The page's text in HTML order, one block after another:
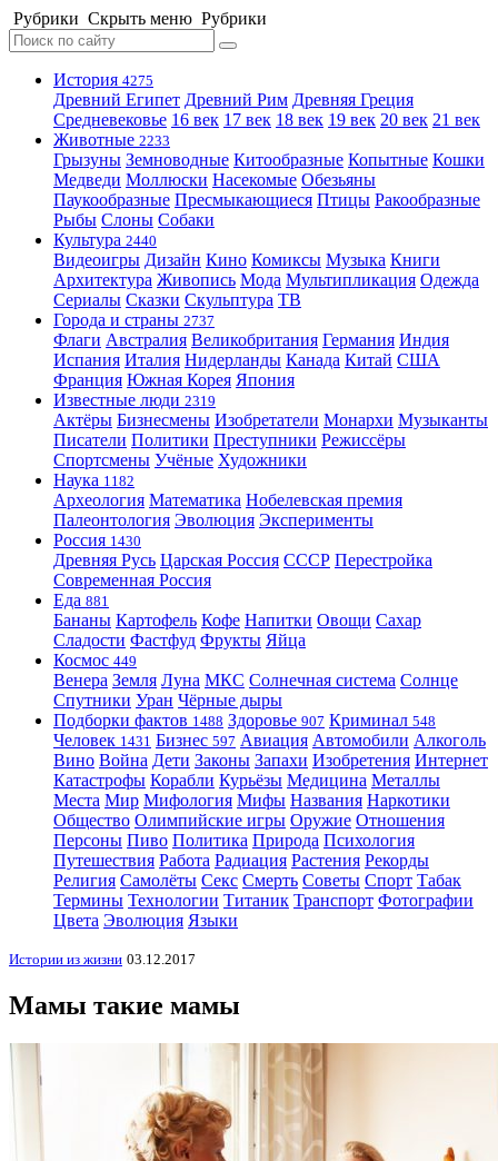
Рубрики Скрыть меню Рубрики
История 4275
Древний Египет Древний Рим Древняя Греция
Средневековье 16 век 17 век 18 век 19 век 20 век 21 век
Животные 2233
Грызуны Земноводные Китообразные Копытные Кошки
Медведи Моллюски Насекомые Обезьяны
Паукообразные Пресмыкающиеся Птицы Ракообразные
Рыбы Слоны Собаки
Культура 2440
Видеоигры Дизайн Кино Комиксы Музыка Книги
Архитектура Живопись Мода Мультипликация Одежда
Сериалы Сказки Скульптура ТВ
Города и страны 2737
Флаги Австралия Великобритания Германия Индия
Испания Италия Нидерланды Канада Китай США
Франция Южная Корея Япония
Известные люди 2319
Актёры Бизнесмены Изобретатели Монархи Музыканты
Писатели Политики Преступники Режиссёры
Спортсмены Учёные Художники
Наука 1182
Археология Математика Нобелевская премия
Палеонтология Эволюция Эксперименты
Россия 1430
Древняя Русь Царская Россия СССР Перестройка
Современная Россия
Еда 881
Бананы Картофель Кофе Напитки Овощи Сахар
Сладости Фастфуд Фрукты Яйца
Космос 449
Венера Земля Луна МКС Солнечная система Солнце
Спутники Уран Чёрные дыры
Подборки фактов 1488 Здоровье 907 Криминал 548
Человек 1431 Бизнес 597 Авиация Автомобили Алкоголь
Вино Война Дети Законы Запахи Изобретения Интернет
Катастрофы Корабли Курьёзы Медицина Металлы
Места Мир Мифология Мифы Названия Наркотики
Общество Олимпийские игры Оружие Отношения
Персоны Пиво Политика Природа Психология
Путешествия Работа Радиация Растения Рекорды
Религия Самолёты Секс Смерть Советы Спорт Табак
Термины Технологии Титаник Транспорт Фотографии
Цвета Эволюция Языки
Истории из жизни 03.12.2017
Мамы такие мамы